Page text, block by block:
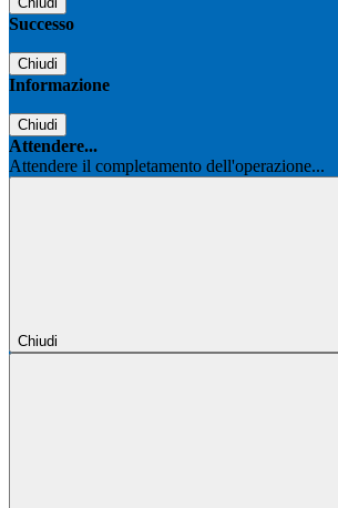
Successo
Chiudi
Informazione
Chiudi
Attendere...
Attendere il completamento dell'operazione...
Chiudi